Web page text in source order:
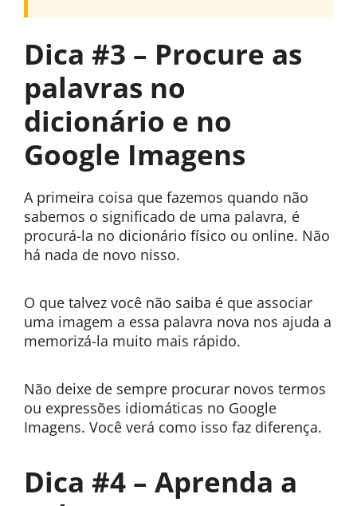
Dica #3 – Procure as
palavras no
dicionário e no
Google Imagens
A primeira coisa que fazemos quando não
sabemos o significado de uma palavra, é
procurá-la no dicionário físico ou online. Não
há nada de novo nisso.
O que talvez você não saiba é que associar
uma imagem a essa palavra nova nos ajuda a
memorizá-la muito mais rápido.
Não deixe de sempre procurar novos termos
ou expressões idiomáticas no Google
Imagens. Você verá como isso faz diferença.
Dica #4 – Aprenda a